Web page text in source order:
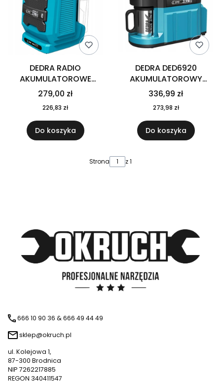
DEDRA RADIO
AKUMULATOROWE
BLUETOOTH 18V USB
DED7005
279,00 zł
226,83 zł
Do koszyka
DEDRA DED6920
AKUMULATOROWY
EKSPRES DO KAWY +
KUBEK DO KAWY
SAS+ALL
336,99 zł
273,98 zł
Do koszyka
Strona z 1
666 10 90 36 & 666 49 44 49
sklep@okruch.pl
ul. Kolejowa 1,
87-300 Brodnica
NIP 7262217885
REGON 340411547